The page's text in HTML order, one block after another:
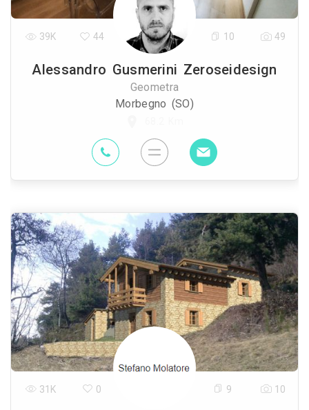
Alessandro Gusmerini Zeroseidesign
Geometra
Morbegno (SO)
39K 44 10 49
31K 0 9 10